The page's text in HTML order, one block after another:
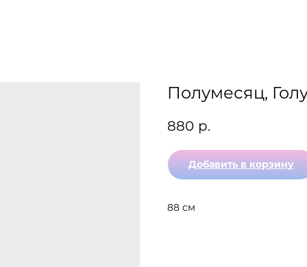
Полумесяц,
880 р.
Добавить в корзину
88 см